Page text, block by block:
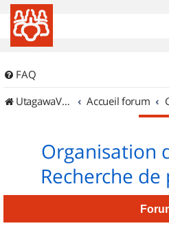
FAQ
UtagawaVTT (Randos VTT et VTTAE avec traces GPS)
Accueil forum
Organisation
Recherche